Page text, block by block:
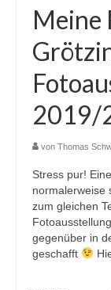
Meine
2019/
von Thomas
Stress pur!
normalerweise
zum gleichen
gegenüber in
geschafft